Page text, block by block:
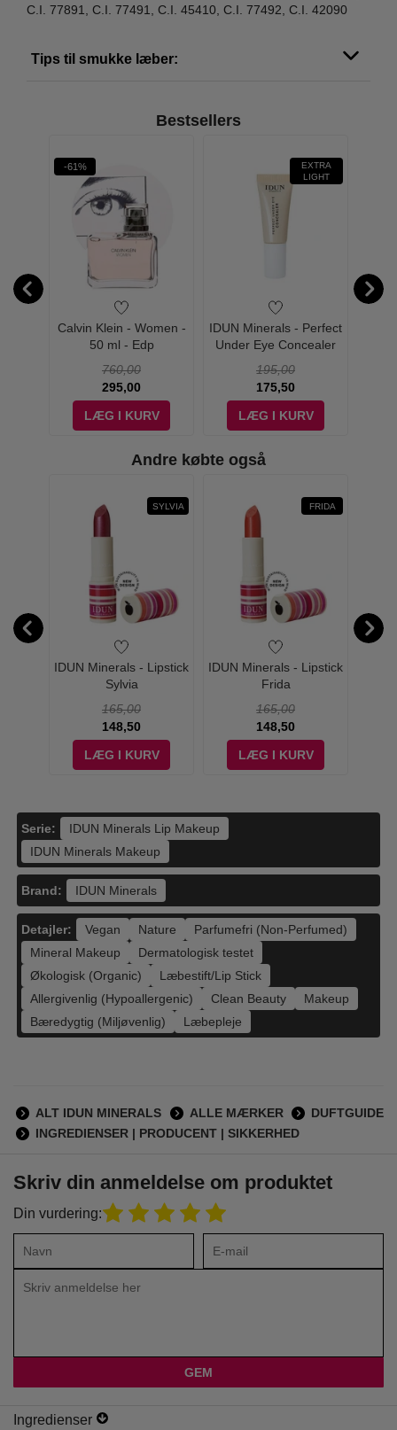
C.I. 77891, C.I. 77491, C.I. 45410, C.I. 77492, C.I. 42090
Tips til smukke læber:
Bestsellers
-61%
Calvin Klein - Women -
50 ml - Edp
760,00
295,00
LÆG I KURV
EXTRA
LIGHT
IDUN Minerals - Perfect
Under Eye Concealer
195,00
175,50
LÆG I KURV
Andre købte også
SYLVIA
IDUN Minerals - Lipstick
Sylvia
165,00
148,50
LÆG I KURV
FRIDA
IDUN Minerals - Lipstick
Frida
165,00
148,50
LÆG I KURV
Serie:
IDUN Minerals Lip Makeup
IDUN Minerals Makeup
Brand: IDUN Minerals
Detajler: Vegan Nature
Parfumefri (Non-Perfumed)
Mineral Makeup
Dermatologisk testet
Økologisk (Organic)
Læbestift/Lip Stick
Allergivenlig (Hypoallergenic)
Clean Beauty
Makeup
Bæredygtig (Miljøvenlig)
Læbepleje
ALT IDUN MINERALS ALLE MÆRKER
DUFTGUIDE
INGREDIENSER | PRODUCENT | SIKKERHED
Skriv din anmeldelse om produktet
Din vurdering:
Ingredienser